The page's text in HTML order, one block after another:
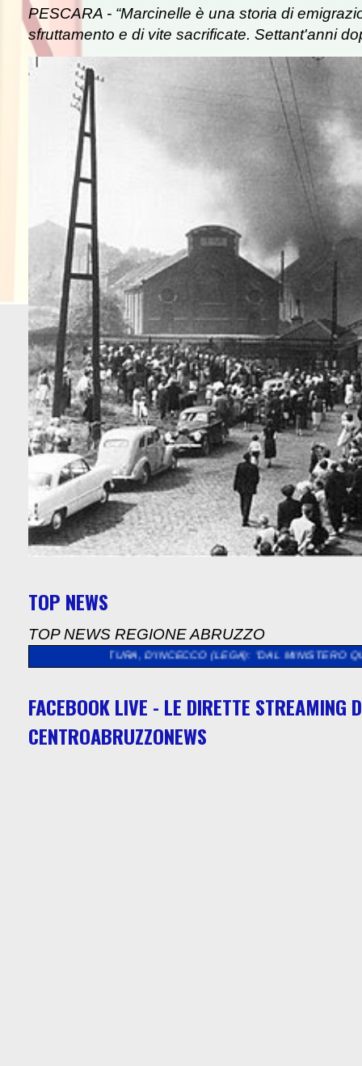
PESCARA - “Marcinelle è una storia di
sfruttamento e di vite sacrificate. Settant'anni
TOP NEWS
TOP NEWS REGIONE ABRUZZO
D'INCECCO (LEGA): "DAL MINISTERO QUASI 5 MILIONI DI
FACEBOOK LIVE - LE DIRETTE STREAMING
CENTROABRUZZONEWS